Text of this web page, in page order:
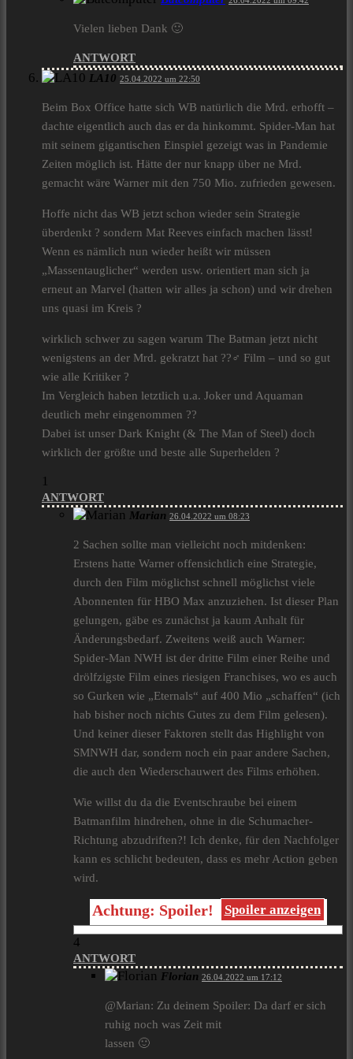
Vielen lieben Dank 🙂
ANTWORT
LA10 25.04.2022 um 22:50
Beim Box Office hatte sich WB natürlich die Mrd. erhofft –
dachte eigentlich auch das er da hinkommt. Spider-Man hat
mit seinem gigantischen Einspiel gezeigt was in Pandemie
Zeiten möglich ist. Hätte der nur knapp über ne Mrd.
gemacht wäre Warner mit den 750 Mio. zufrieden gewesen.
Hoffe nicht das WB jetzt schon wieder sein Strategie
überdenkt ? sondern Mat Reeves einfach machen lässt!
Wenn es nämlich nun wieder heißt wir müssen
„Massentauglicher“ werden usw. orientiert man sich ja
erneut an Marvel (hatten wir alles ja schon) und wir drehen
uns quasi im Kreis ?
wirklich schwer zu sagen warum The Batman jetzt nicht
wenigstens an der Mrd. gekratzt hat ??‍♂️ Film – und so gut
wie alle Kritiker ?
Im Vergleich haben letztlich u.a. Joker und Aquaman
deutlich mehr eingenommen ??
Dabei ist unser Dark Knight (& The Man of Steel) doch
wirklich der größte und beste alle Superhelden ?
1
ANTWORT
Marian 26.04.2022 um 08:23
2 Sachen sollte man vielleicht noch mitdenken:
Erstens hatte Warner offensichtlich eine Strategie,
durch den Film möglichst schnell möglichst viele
Abonnenten für HBO Max anzuziehen. Ist dieser Plan
gelungen, gäbe es zunächst ja kaum Anhalt für
Änderungsbedarf. Zweitens weiß auch Warner:
Spider-Man NWH ist der dritte Film einer Reihe und
drölfzigste Film eines riesigen Franchises, wo es auch
so Gurken wie „Eternals“ auf 400 Mio „schaffen“ (ich
hab bisher noch nichts Gutes zu dem Film gelesen).
Und keiner dieser Faktoren stellt das Highlight von
SMNWH dar, sondern noch ein paar andere Sachen,
die auch den Wiederschauwert des Films erhöhen.
Wie willst du da die Eventschraube bei einem
Batmanfilm hindrehen, ohne in die Schumacher-
Richtung abzudriften?! Ich denke, für den Nachfolger
kann es schlicht bedeuten, dass es mehr Action geben
wird.
Achtung: Spoiler! Spoiler anzeigen
4
ANTWORT
Florian 26.04.2022 um 17:12
@Marian: Zu deinem Spoiler: Da darf er sich
ruhig noch was Zeit mit
lassen 🙂